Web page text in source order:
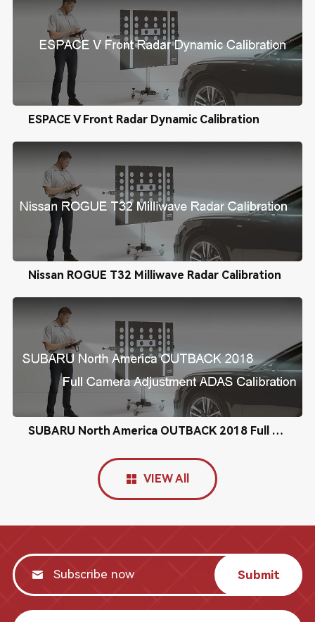
ESPACE V Front Radar Dynamic Calibration
Nissan ROGUE T32 Milliwave Radar Calibration
SUBARU North America OUTBACK 2018 Full Camera Adjustment ADAS Calibration
VIEW All
Submit